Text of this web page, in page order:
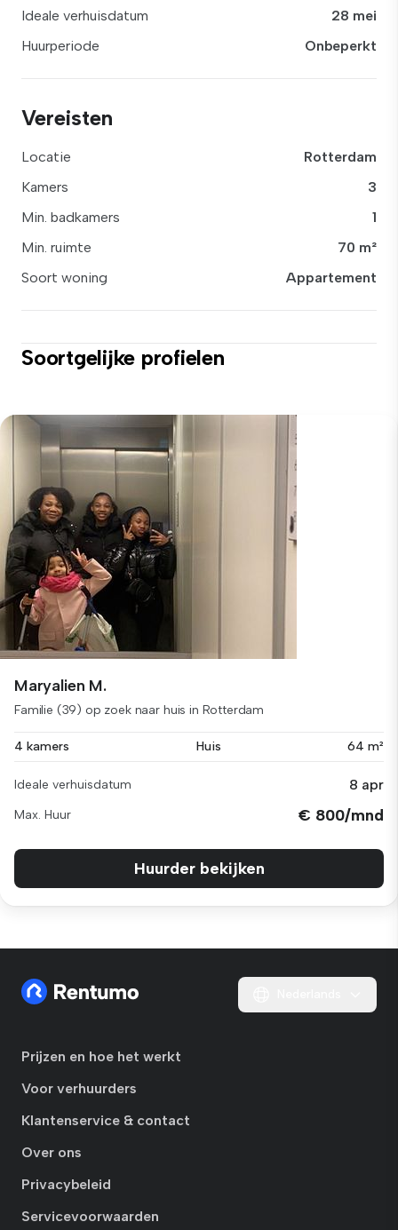
Ideale verhuisdatum
28 mei
Huurperiode
Onbeperkt
Vereisten
Locatie
Rotterdam
Kamers
3
Min. badkamers
1
Min. ruimte
70 m²
Soort woning
Appartement
Soortgelijke profielen
Maryalien M.
Familie (39) op zoek naar huis in Rotterdam
4 kamers Huis 64 m²
Ideale verhuisdatum 8 apr
Max. Huur € 800/mnd
Huurder bekijken
Prijzen en hoe het werkt
Voor verhuurders
Klantenservice & contact
Over ons
Privacybeleid
Servicevoorwaarden